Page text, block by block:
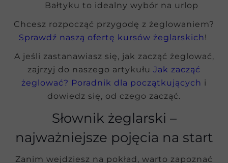
Bałtyku to idealny wybór na urlop
Chcesz rozpocząć przygodę z żeglowaniem?
Sprawdź naszą ofertę kursów żeglarskich!
A jeśli zastanawiasz się, jak zacząć żeglować,
zajrzyj do naszego artykułu Jak zacząć
żeglować? Poradnik dla początkujących i
dowiedz się, od czego zacząć.
Słownik żeglarski –
najważniejsze pojęcia na start
Zanim wejdziesz na pokład, warto zapoznać